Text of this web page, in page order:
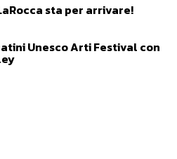
sta per arrivare!
Unesco Arti Festival con